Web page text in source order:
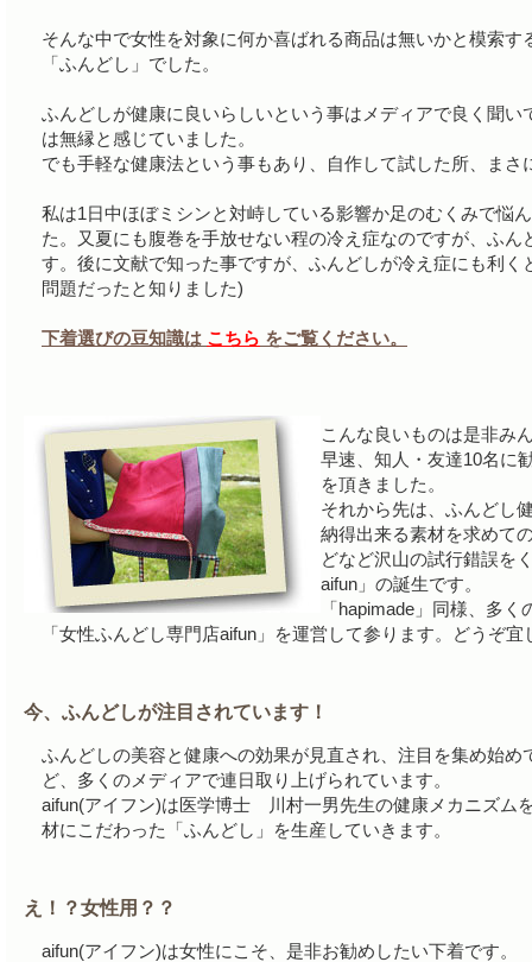
そんな中で女性を対象に何か喜ばれる商品は無いかと模索
「ふんどし」でした。
ふんどしが健康に良いらしいという事はメディアで良く聞
は無縁と感じていました。
でも手軽な健康法という事もあり、自作して試した所、まさ
私は1日中ほぼミシンと対峙している影響か足のむくみで悩
た。又夏にも腹巻を手放せない程の冷え症なのですが、ふ
す。後に文献で知った事ですが、ふんどしが冷え症にも利
問題だったと知りました)
下着選びの豆知識は こちら をご覧ください。
こんな良いものは是非み
早速、知人・友達10名に
を頂きました。
それから先は、ふんどし
納得出来る素材を求めて
どなど沢山の試行錯誤を
aifun」の誕生です。
「hapimade」同様、多
「女性ふんどし専門店aifun」を運営して参ります。どうぞ
今、ふんどしが注目されています！
ふんどしの美容と健康への効果が見直され、注目を集め始
ど、多くのメディアで連日取り上げられています。
aifun(アイフン)は医学博士 川村一男先生の健康メカニズム
材にこだわった「ふんどし」を生産していきます。
え！？女性用？？
aifun(アイフン)は女性にこそ、是非お勧めしたい下着です。